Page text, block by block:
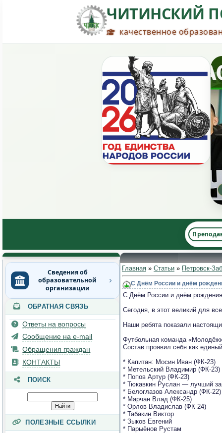
ЧИТИНСКИЙ
качественное
Сведения об
образовательной
организации
Основные сведения
Структура и органы
управления
образовательной
организацией
Документы
Образование
Руководство
Педагогический состав
ОБРАТНАЯ СВЯЗЬ
Ответы на вопросы
Сообщение на e-mail
Обращения граждан
КОНТАКТЫ
ПОИСК
ПОЛЕЗНЫЕ ССЫЛКИ
Главная » Статьи » Петровск-
С Днём России и днём
С Днём России и днём
Сегодня, в этот великий для
Наши ребята показали
Футбольная команда
Состав проявил себя как
* Капитан: Мосин Иван (ФК-23)
* Метельский Владимир (ФК-23)
* Попов Артур (ФК-23)
* Тюкавкин Руслан — лучший
* Белоглазов Александр (ФК-22)
* Марчан Влад (ФК-25)
* Орлов Владислав (ФК-24)
* Табакин Виктор
* Зыков Евгений
* Парыёнов Рустам